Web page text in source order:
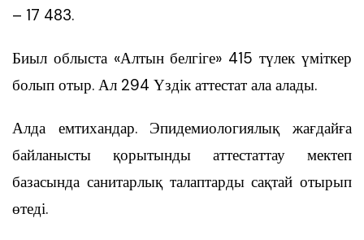
– 17 483.
Биыл облыста «Алтын белгіге» 415 түлек үміткер
болып отыр. Ал 294 Үздік аттестат ала алады.
Алда емтихандар. Эпидемиологиялық жағдайға
байланысты қорытынды аттестаттау мектеп
базасында санитарлық талаптарды сақтай отырып
өтеді.